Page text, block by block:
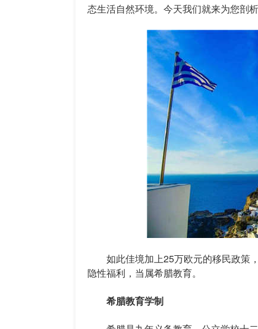
态生活自然环境。今天我们就来为您剖
如此佳境加上25万欧元的移民政策
隐性福利，当属希腊教育。
希腊教育学制